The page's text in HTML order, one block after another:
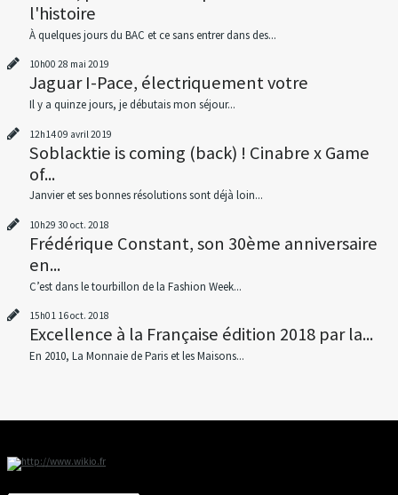
l'histoire
À quelques jours du BAC et ce sans entrer dans des...
10h00 28 mai 2019
Jaguar I-Pace, électriquement votre
Il y a quinze jours, je débutais mon séjour...
12h1409 avril 2019
Soblacktie is coming (back) ! Cinabre x Game
of...
Janvier et ses bonnes résolutions sont déjà loin...
10h29 30 oct. 2018
Frédérique Constant, son 30ème anniversaire
en...
C’est dans le tourbillon de la Fashion Week...
15h01 16oct. 2018
Excellence à la Française édition 2018 par la...
En 2010, La Monnaie de Paris et les Maisons...